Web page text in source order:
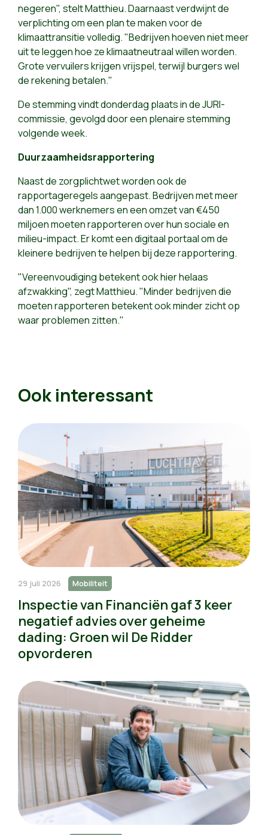
negeren", stelt Matthieu. Daarnaast verdwijnt de
verplichting om een plan te maken voor de
klimaattransitie volledig. "Bedrijven hoeven niet meer
uit te leggen hoe ze klimaatneutraal willen worden.
Grote vervuilers krijgen vrijspel, terwijl burgers wel
de rekening betalen."
De stemming vindt donderdag plaats in de JURI-
commissie, gevolgd door een plenaire stemming
volgende week.
Duurzaamheidsrapportering
Naast de zorgplichtwet worden ook de
rapportageregels aangepast. Bedrijven met meer
dan 1.000 werknemers en een omzet van €450
miljoen moeten rapporteren over hun sociale en
milieu-impact. Er komt een digitaal portaal om de
kleinere bedrijven te helpen bij deze rapportering.
"Vereenvoudiging betekent ook hier helaas
afzwakking", zegt Matthieu. "Minder bedrijven die
moeten rapporteren betekent ook minder zicht op
waar problemen zitten."
Ook interessant
29 juli 2026 Mobiliteit
Inspectie van Financiën gaf 3 keer
negatief advies over geheime
dading: Groen wil De Ridder
opvorderen